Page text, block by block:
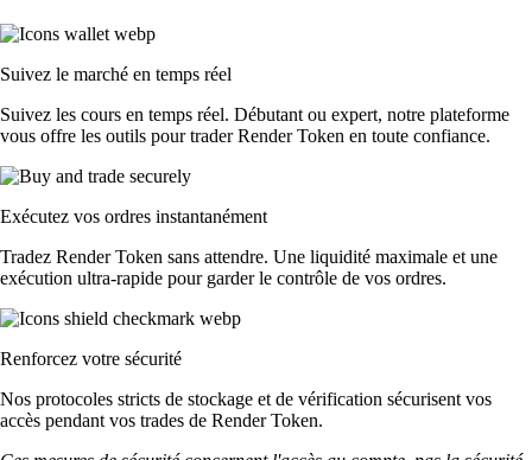
Suivez le marché en temps réel
Suivez les cours en temps réel. Débutant ou expert, notre plateforme
vous offre les outils pour trader Render Token en toute confiance.
Exécutez vos ordres instantanément
Tradez Render Token sans attendre. Une liquidité maximale et une
exécution ultra-rapide pour garder le contrôle de vos ordres.
Renforcez votre sécurité
Nos protocoles stricts de stockage et de vérification sécurisent vos
accès pendant vos trades de Render Token.